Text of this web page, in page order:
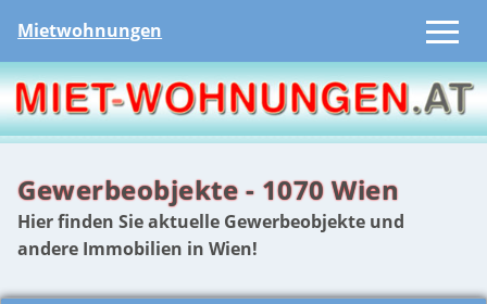
Mietwohnungen
Gewerbeobjekte - 1070 Wien
Hier finden Sie aktuelle Gewerbeobjekte und
andere Immobilien in Wien!